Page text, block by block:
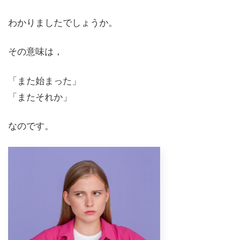
わかりましたでしょうか。
その意味は，
「また始まった」
「またそれか」
なのです。